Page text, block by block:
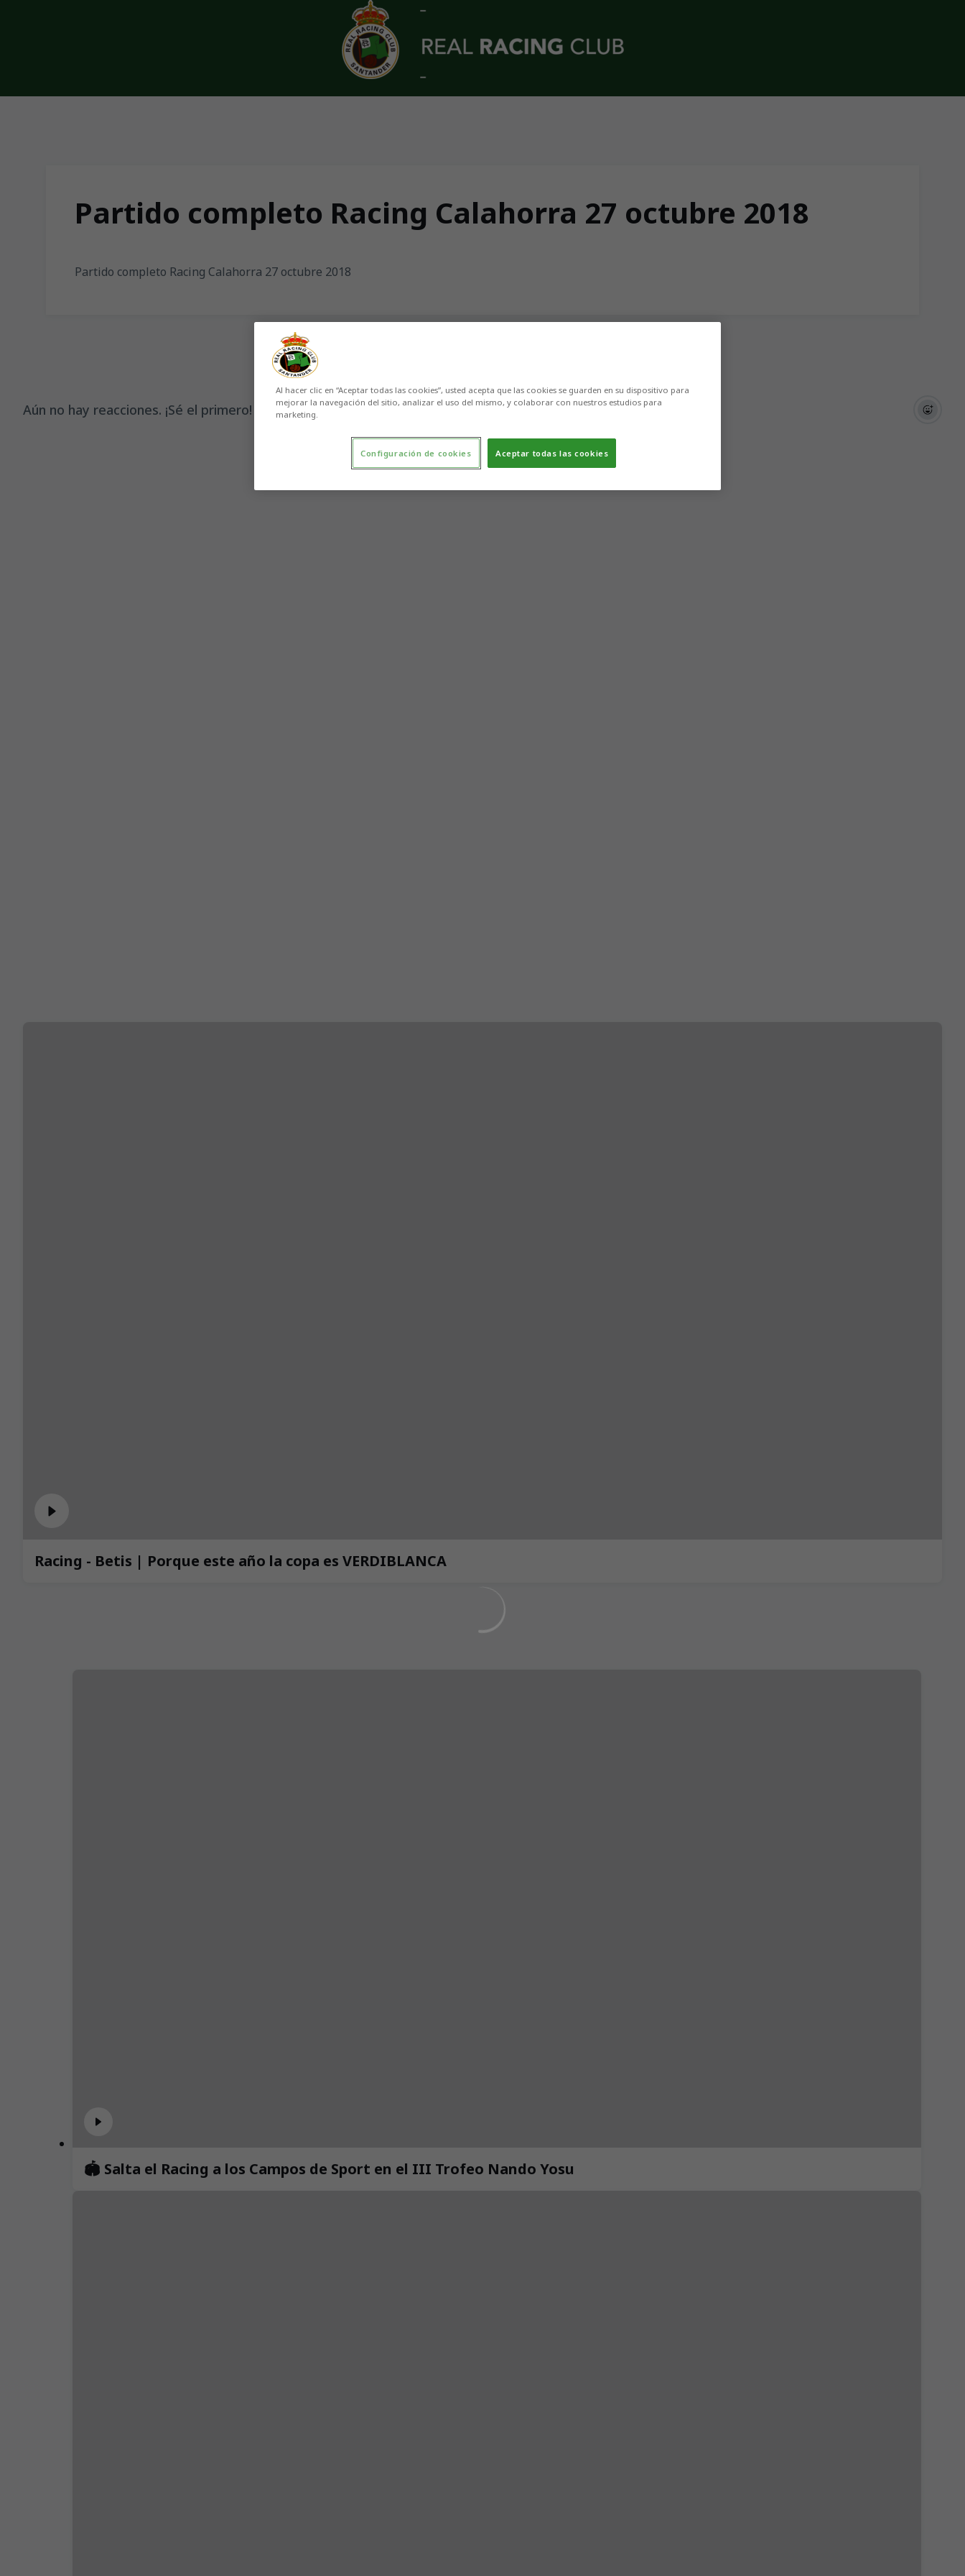
Skip to main content
Partido completo Racing Calahorra 27 octubre 2018
Partido completo Racing Calahorra 27 octubre 2018
Aún no hay reacciones. ¡Sé el primero!
Racing - Betis | Porque este año la copa es VERDIBLANCA
🏟️ Salta el Racing a los Campos de Sport en el III Trofeo Nando Yosu
Al hacer clic en “Aceptar todas las cookies”, usted acepta que las cookies se guarden en su dispositivo para
mejorar la navegación del sitio, analizar el uso del mismo, y colaborar con nuestros estudios para
marketing.
Aceptar todas las cookies
Configuración de cookies